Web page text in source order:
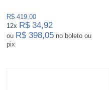
R$ 419,00
12x R$ 34,92
ou R$ 398,05 no boleto ou
pix